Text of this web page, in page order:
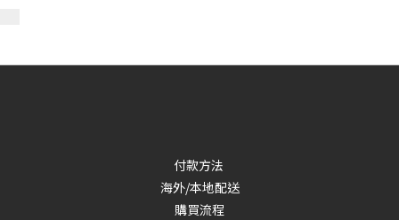
付款方法
海外/本地配送
購買流程